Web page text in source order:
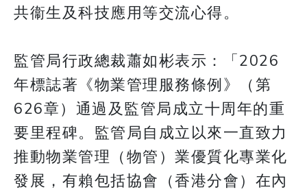
共衞生及科技應用等交流心得。
監管局行政總裁蕭如彬表示：「2026
年標誌著《物業管理服務條例》（第
626章）通過及監管局成立十周年的重
要里程碑。監管局自成立以來一直致力
推動物業管理（物管）業優質化專業化
發展，有賴包括協會（香港分會）在內